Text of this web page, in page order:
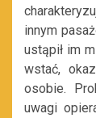
innym
ustąpił im
wstać,
osobie.
uwagi